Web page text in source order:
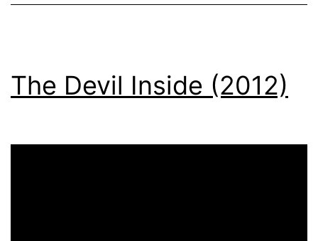
The Devil Inside (2012)